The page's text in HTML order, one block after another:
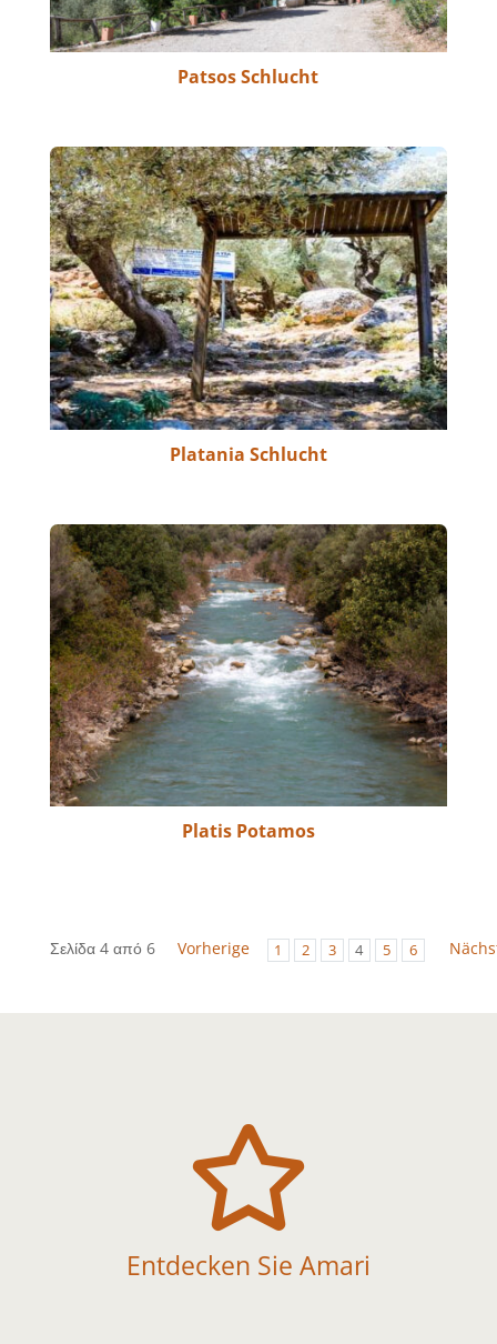
Patsos Schlucht
Platania Schlucht
Platis Potamos
Σελίδα 4 από 6 Vorherige 1 2 3 4 5 6

Entdecken Sie Amari